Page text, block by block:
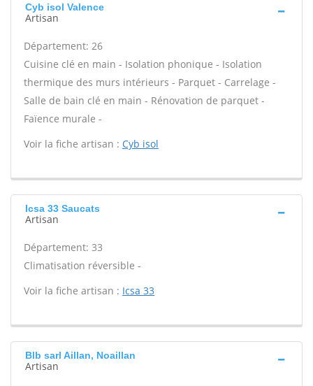
Cyb isol Valence
Artisan
Département: 26
Cuisine clé en main - Isolation phonique - Isolation
thermique des murs intérieurs - Parquet - Carrelage -
Salle de bain clé en main - Rénovation de parquet -
Faïence murale -
Voir la fiche artisan : Cyb isol
Icsa 33 Saucats
Artisan
Département: 33
Climatisation réversible -
Voir la fiche artisan : Icsa 33
Blb sarl Aillan, Noaillan
Artisan